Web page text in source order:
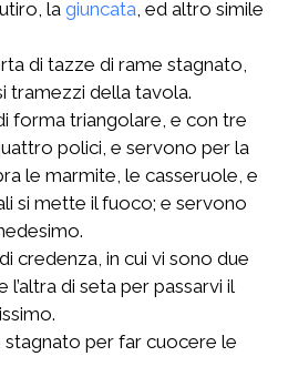
la giuncata , ed altro simile
di tazze di rame stagnato,
tramezzi della tavola.
forma triangolare, e con tre
polici, e servono per la
le marmite, le casseruole, e
si mette il fuoco; e servono
credenza, in cui vi sono due
l’altra di seta per passarvi il
stagnato per far cuocere le